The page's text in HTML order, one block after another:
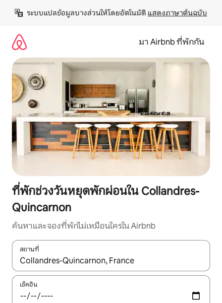
เนื้อหา
ระบบแปลข้อมูลบางส่วนให้โดยอัตโนมัติ แสดงภาษาต้นฉบับ
มา Airbnb ที่พักกัน
ที่พักช่วงวันหยุดพักผ่อนใน Collandres-
Quincarnon
ค้นหาและจองที่พักไม่เหมือนใครใน Airbnb
สถานที่
ใช้ลูกศรขึ้นลง หรือใช้การสัมผัสหรือปัด เพื่อสำรวจผลการค้นหา
เช็คอิน